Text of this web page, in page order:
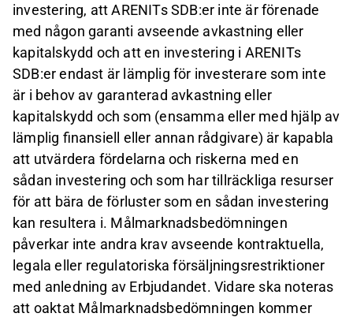
investering, att ARENITs SDB:er inte är förenade
med någon garanti avseende avkastning eller
kapitalskydd och att en investering i ARENITs
SDB:er endast är lämplig för investerare som inte
är i behov av garanterad avkastning eller
kapitalskydd och som (ensamma eller med hjälp av
lämplig finansiell eller annan rådgivare) är kapabla
att utvärdera fördelarna och riskerna med en
sådan investering och som har tillräckliga resurser
för att bära de förluster som en sådan investering
kan resultera i. Målmarknadsbedömningen
påverkar inte andra krav avseende kontraktuella,
legala eller regulatoriska försäljningsrestriktioner
med anledning av Erbjudandet. Vidare ska noteras
att oaktat Målmarknadsbedömningen kommer